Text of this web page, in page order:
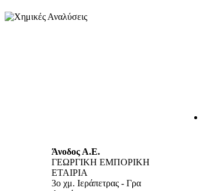
Άνοδος Α.Ε.
ΓΕΩΡΓΙΚΗ ΕΜΠΟΡΙΚΗ
ΕΤΑΙΡΙΑ
3ο χμ. Ιεράπετρας - Γρα